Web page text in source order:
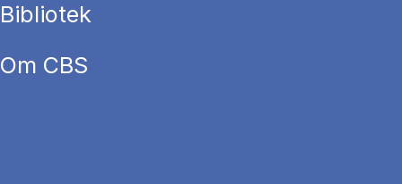
Bibliotek
Om CBS